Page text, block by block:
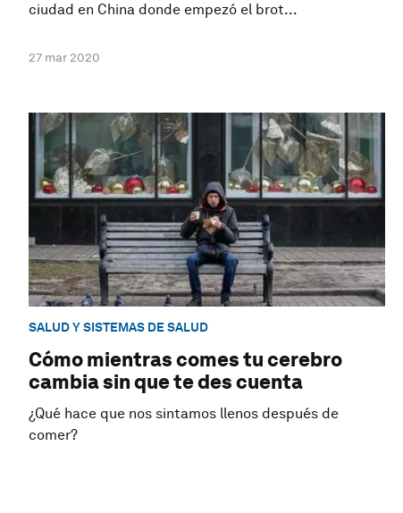
ciudad en China donde empezó el brot...
27 mar 2020
SALUD Y SISTEMAS DE SALUD
Cómo mientras comes tu cerebro
cambia sin que te des cuenta
¿Qué hace que nos sintamos llenos después de
comer?